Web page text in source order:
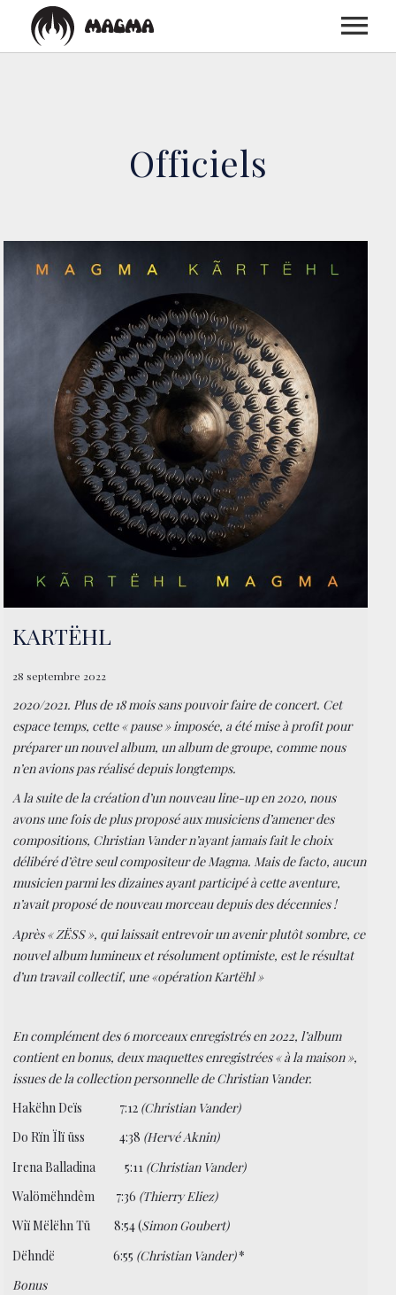
BIOGRAPHIE
CONCERTS
MEDIAS
CONTACT
BOUTIQUE
Officiels
KARTËHL
28 septembre 2022
2020/2021. Plus de 18 mois sans pouvoir faire de concert. Cet
espace temps, cette « pause » imposée, a été mise à profit pour
préparer un nouvel album, un album de groupe, comme nous
n’en avions pas réalisé depuis longtemps.
A la suite de la création d’un nouveau line-up en 2020, nous
avons une fois de plus proposé aux musiciens d’amener des
compositions, Christian Vander n’ayant jamais fait le choix
délibéré d’être seul compositeur de Magma. Mais de facto, aucun
musicien parmi les dizaines ayant participé à cette aventure,
n’avait proposé de nouveau morceau depuis des décennies !
Après « ZËSS », qui laissait entrevoir un avenir plutôt sombre, ce
nouvel album lumineux et résolument optimiste, est le résultat
d’un travail collectif, une «opération Kartëhl »
En complément des 6 morceaux enregistrés en 2022, l’album
contient en bonus, deux maquettes enregistrées « à la maison »,
issues de la collection personnelle de Christian Vander.
Hakëhn Deïs 7:12 (Christian Vander)
Do Rïn Ïlï üss 4:38 (Hervé Aknin)
Irena Balladina
5:11 (Christian Vander)
Walömëhndêm 7:36 (Thierry Eliez)
Wiï Mëlëhn Tü 8:54 (Simon Goubert)
Dëhndë 6:55 (Christian Vander)*
Bonus